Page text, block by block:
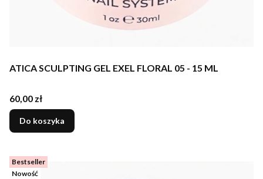
ATICA SCULPTING GEL EXEL FLORAL 05 - 15 ML
Cena
60,00 zł
Do koszyka
Bestseller
Nowość